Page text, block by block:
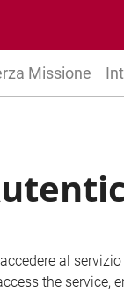
Missione
al
the service,